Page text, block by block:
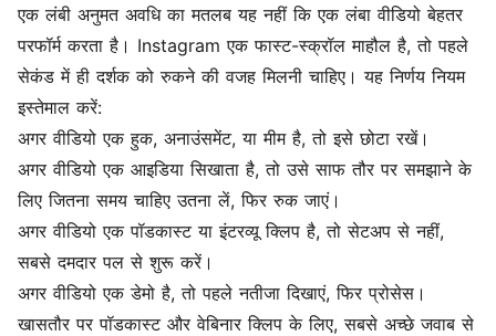
एक लंबी अनुमत अवधि का मतलब यह नहीं कि एक लंबा वीडियो बेहतर
परफॉर्म करता है। Instagram एक फास्ट-स्क्रॉल माहौल है, तो पहले
सेकंड में ही दर्शक को रुकने की वजह मिलनी चाहिए। यह निर्णय नियम
इस्तेमाल करें:
अगर वीडियो एक हुक, अनाउंसमेंट, या मीम है, तो इसे छोटा रखें।
अगर वीडियो एक आइडिया सिखाता है, तो उसे साफ तौर पर समझाने के
लिए जितना समय चाहिए उतना लें, फिर रुक जाएं।
अगर वीडियो एक पॉडकास्ट या इंटरव्यू क्लिप है, तो सेटअप से नहीं,
सबसे दमदार पल से शुरू करें।
अगर वीडियो एक डेमो है, तो पहले नतीजा दिखाएं, फिर प्रोसेस।
खासतौर पर पॉडकास्ट और वेबिनार क्लिप के लिए, सबसे अच्छे जवाब से